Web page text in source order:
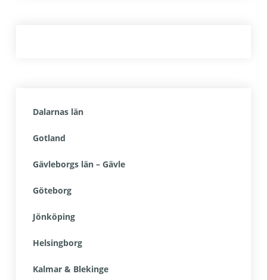
Dalarnas län
Gotland
Gävleborgs län – Gävle
Göteborg
Jönköping
Helsingborg
Kalmar & Blekinge